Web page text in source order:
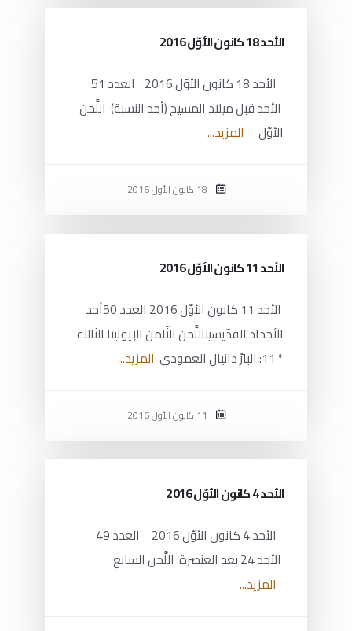
الأحد 18 كانون الأوّل 2016
الأحد 18 كانون الأوّل 2016 العدد 51
الأحد قبل ميلاد المسيح (أحد النسبة) اللَّحن
الأوّل المزيد...
الأحد 11 كانون الأوّل 2016
الأحد 11 كانون الأوّل 2016 العدد 50أحد
الأجداد القدّيسيناللَّحن الثّامن الإيوثينا الثالثة
* 11: البارّ دانيال العمودي
المزيد...
الأحد 4 كانون الأوّل 2016
الأحد 4 كانون الأوّل 2016 العدد 49
الأحد 24 بعد العنصرة اللَّحن السابع
المزيد...